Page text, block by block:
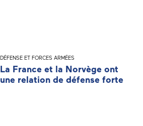
DÉFENSE ET FORCES ARMÉES
La France et la Norvège ont
une relation de défense forte